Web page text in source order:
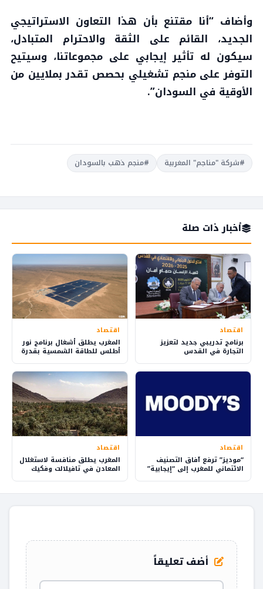
وأضاف “أنا مقتنع بأن هذا التعاون الاستراتيجي
الجديد، القائم على الثقة والاحترام المتبادل،
سيكون له تأثير إيجابي على مجموعاتنا، وسيتيح
التوفر على منجم تشغيلي بحصص تقدر بملايين من
الأوقية في السودان”.
#شركة "مناجم" المغربية #منجم ذهب بالسودان
أخبار ذات صلة
اقتصاد
برنامج تدريبي جديد لتعزيز
التجارة في القدس
اقتصاد
المغرب يطلق أشغال برنامج نور
أطلس للطاقة الشمسية بقدرة
اقتصاد
“موديز” ترفع آفاق التصنيف
الائتماني للمغرب إلى “إيجابية”
اقتصاد
المغرب يطلق منافسة لاستغلال
المعادن في تافيلالت وفكيك
بمقاربة مستدامة
أضف تعليقاً